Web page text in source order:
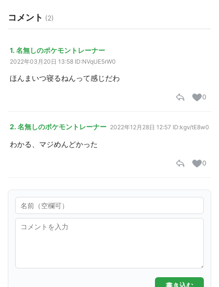
コメント (2)
1. 名無しのポケモントレーナー
2022年03月20日 13:58 ID:NVqUE5rW0
ほんまいつ寝るねんって感じだわ
0
2. 名無しのポケモントレーナー 2022年12月28日 12:57 ID:kgv/tE8w0
わかる、マジめんどかった
0